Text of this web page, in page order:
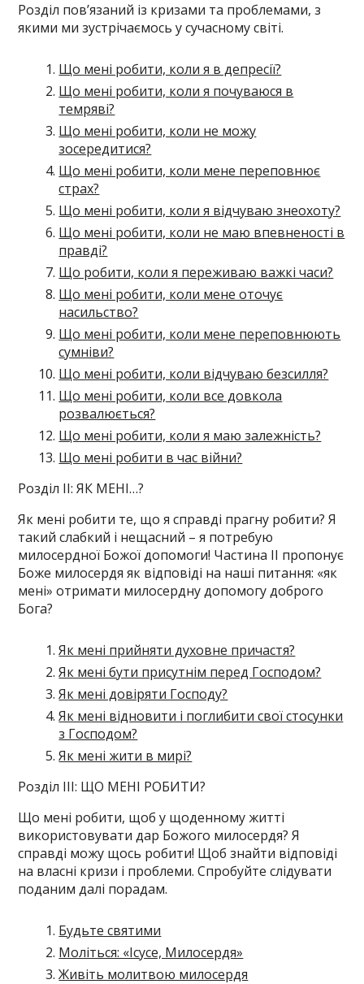
Розділ пов’язаний із кризами та проблемами, з
якими ми зустрічаємось у сучасному світі.
Що мені робити, коли я в депресії?
Що мені робити, коли я почуваюся в
темряві?
Що мені робити, коли не можу
зосередитися?
Що мені робити, коли мене переповнює
страх?
Що мені робити, коли я відчуваю знеохоту?
Що мені робити, коли не маю впевненості в
правді?
Що робити, коли я переживаю важкі часи?
Що мені робити, коли мене оточує
насильство?
Що мені робити, коли мене переповнюють
сумніви?
Що мені робити, коли відчуваю безсилля?
Що мені робити, коли все довкола
розвалюється?
Що мені робити, коли я маю залежність?
Що мені робити в час війни?
Розділ ІІ: ЯК МЕНІ…?
Як мені робити те, що я справді прагну робити? Я
такий слабкий і нещасний – я потребую
милосердної Божої допомоги! Частина II пропонує
Боже милосердя як відповіді на наші питання: «як
мені» отримати милосердну допомогу доброго
Бога?
Як мені прийняти духовне причастя?
Як мені бути присутнім перед Господом?
Як мені довіряти Господу?
Як мені відновити і поглибити свої стосунки
з Господом?
Як мені жити в мирі?
Розділ III: ЩО МЕНІ РОБИТИ?
Що мені робити, щоб у щоденному житті
використовувати дар Божого милосердя? Я
справді можу щось робити! Щоб знайти відповіді
на власні кризи і проблеми. Спробуйте слідувати
поданим далі порадам.
Будьте святими
Моліться: «Ісусе, Милосердя»
Живіть молитвою милосердя